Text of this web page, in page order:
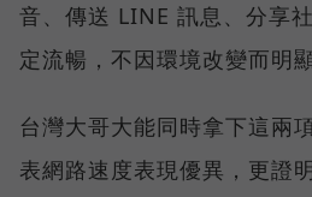
音、傳送 LINE 訊息、分享
定流暢，不因環境改變而明顯
台灣大哥大能同時拿下這兩
表網路速度表現優異，更證